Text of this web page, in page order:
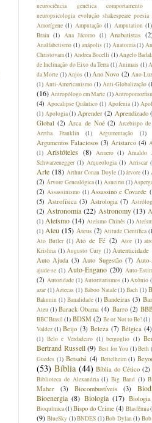
neurociência genética
neuropsicologia evolução shakespeare poesia
Amorígene (1) Amputação (1) Amputation (1)
Brain (1) Ana Jácomo (1) Anabatistas (2)
Analfabetismo (1) anápolis (1) Anatomia (1)
Christovam(1) Andrea Bocelli (1)Angelo
de Inclinação do Eixo da Terra (1)Animais (1)
da Morte (1)Anjos (1)Ano Novo (2) Ano-Luz
(1) Anti-Americanismo (1) Anti-Globalização
(16) Antropólogo em Marte (1)
(4) Apocalipse Quântico (1) Apofenia (1)
(1) Apologia(1) Aprender (2) Aprendizado
Global (2) Arca de Noé (2) Arcebispo
Aretha Franklin
(1) Argumentação (1)
Argumentos Falaciosos (3) Aristarco (4)
(1) Aristóteles (8) Armero (1) Arnaldo
Schwarzenegger (1) Arqueologia (1) Arriscar
Arte (18) Arthur Conan Doyle (1) árvore (1)
(2) Árvore Genealógica(1) Asneiras(1)
(2) Assassinismo (1) Assassino e Covarde
(5) Astrofísica (3) Astrologia (7)
(2) Astronomia (22) Astronomy (13)
(1) Ateísmo (14) Ateísmo Chinês (1)
(1) Ateu (15) Ateus (2) Atitude Científica
Ato Butler (1) Ato de Fé (2) Ator (1)
Krishna (1) Augusto Cury (1) Autenticidade
Auto Ajuda (3) Auto Sugestão (7)
ajude-se (1) Auto-Engano (20) Auto-
(2) Autoridade (1) Autoritarismos (1) Axônio
azar (1) Aztecas (1) Baboo Natale (1) Bach (1)
Bakunin (1) Banalidade (1) Bandeiras (3)
Ateu (1) Barack Obama (4) Barro (2)
BBC Brasil (1) BDSM (2) Be or Not to Be?(1)
Valdez (1) Beijo (3) Beleza (7) Bélgica (4)
(1) Belo e Verdadeiro (1) bergoglio (1)
Bertrand Russell (9) Best for You (1) Beth
Guedes (1) Betsabá (4) Bettelheim (1)
(53) Bíblia (44) Bíblia do Cético (2)
Biblioteca de Alexandria (1) Big Band (1)
Maher
(3) Biocombustíveis (3)
Bioenergia (8) Biologia (17)
Bioquímica(1)Bispo do Crime (4) Blasfêmia
(9) BlueSky (1)BNDES (1)Bob Dylan(1)